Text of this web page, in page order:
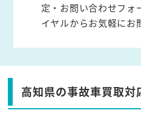
定・お問い合わせフォ
イヤルからお気軽にお
高知県の事故車買取対